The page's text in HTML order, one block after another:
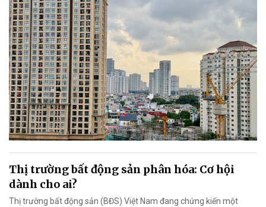
Thị trường bất động sản phân hóa: Cơ hội
dành cho ai?
Thị trường bất động sản (BĐS) Việt Nam đang chứng kiến một